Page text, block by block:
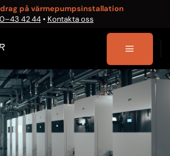
på värmepumpsinstallation
42 44• Kontakta oss